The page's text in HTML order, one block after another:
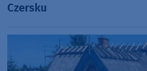
Czersku